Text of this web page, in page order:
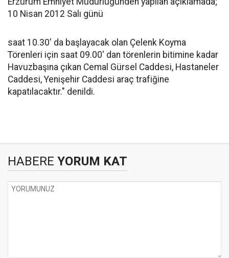
10 Nisan 2012 Salı günü
saat 10.30' da başlayacak olan Çelenk Koyma
Törenleri için saat 09.00' dan törenlerin bitimine kadar
Havuzbaşına çıkan Cemal Gürsel Caddesi, Hastaneler
Caddesi, Yenişehir Caddesi araç trafiğine
kapatılacaktır." denildi.
HABERE YORUM KAT